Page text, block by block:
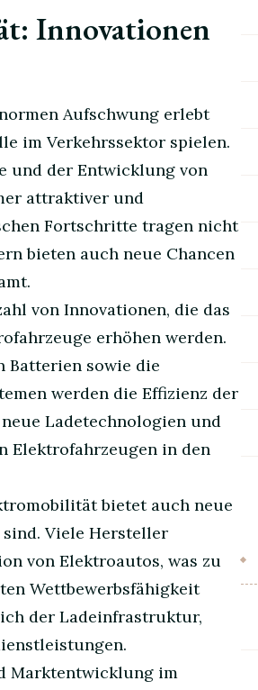
Innovationen
Aufschwung erlebt
im Verkehrssektor spielen.
und der Entwicklung von
attraktiver und
Fortschritte tragen nicht
bieten auch neue Chancen
von Innovationen, die das
erhöhen werden.
Batterien sowie die
werden die Effizienz der
Ladetechnologien und
Elektrofahrzeugen in den
bietet auch neue
Viele Hersteller
von Elektroautos, was zu
Wettbewerbsfähigkeit
der Ladeinfrastruktur,
Marktentwicklung im